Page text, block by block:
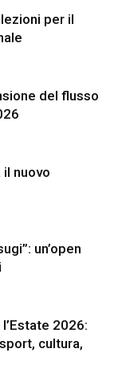
per il
del flusso
nuovo
un’open
2026:
cultura,